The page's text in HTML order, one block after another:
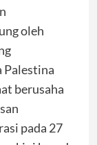
oleh
Palestina
berusaha
pada 27